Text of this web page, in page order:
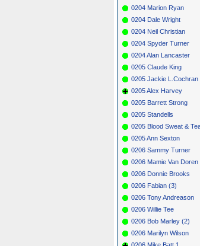
0204 Marion Ryan
0204 Dale Wright
0204 Neil Christian
0204 Spyder Turner
0204 Alan Lancaster
0205 Claude King
0205 Jackie L.Cochran
0205 Alex Harvey
0205 Barrett Strong
0205 Standells
0205 Blood Sweat &
0205 Ann Sexton
0206 Sammy Turner
0206 Mamie Van Doren
0206 Donnie Brooks
0206 Fabian (3)
0206 Tony Andreason
0206 Willie Tee
0206 Bob Marley (2)
0206 Marilyn Wilson